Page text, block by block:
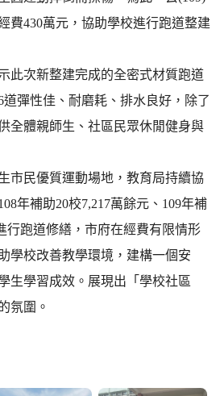
費430萬元，協助學校進行跑道整建
此次新整建完成的全密式材質跑道
彈性佳、耐磨耗、排水良好，除了
全體親師生、社區民眾休閒健身與
市民優質運動場地，教育局持續協
年補助20校7,217萬餘元、109年補
行跑道修繕，市府在經費有限情形
學校改善教學環境，建構一個安
生學習成效。展現出「學校社區
氛圍。